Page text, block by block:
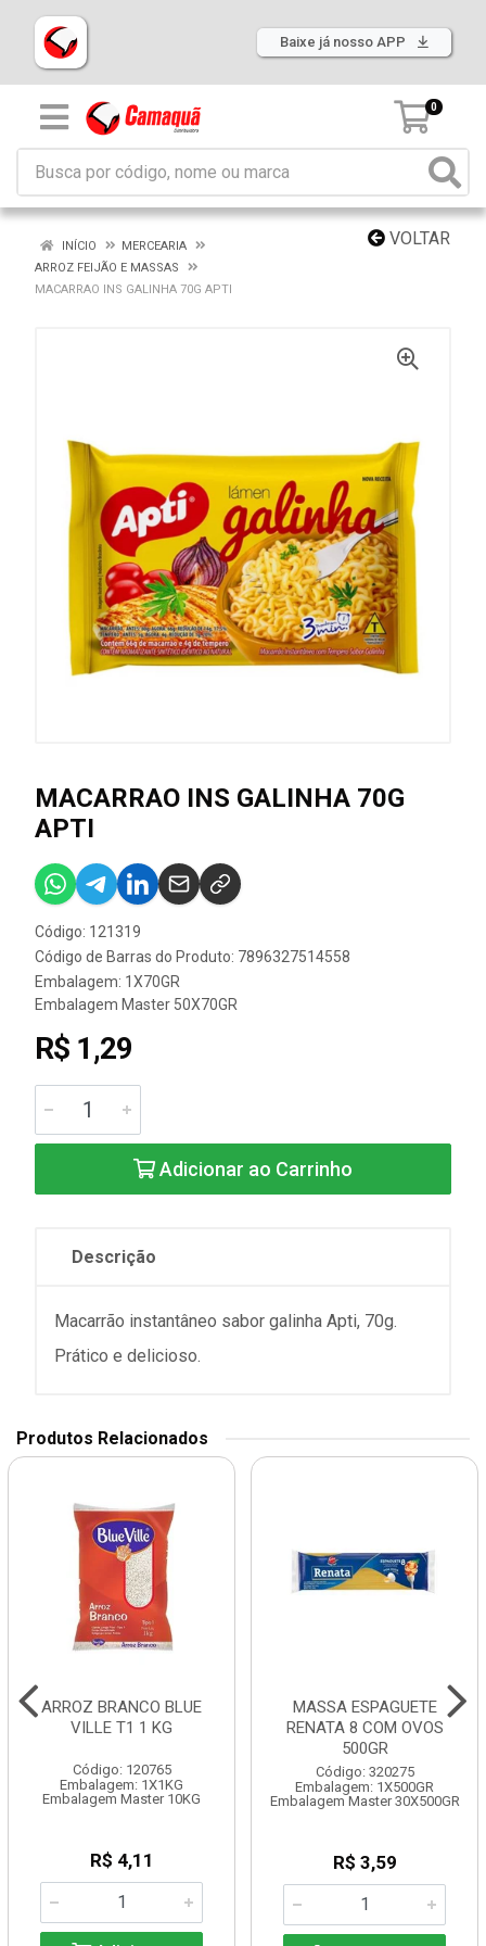
Baixe já nosso APP
0
VOLTAR
INÍCIO
MERCEARIA
ARROZ FEIJÃO E MASSAS
MACARRAO INS GALINHA 70G APTI
MACARRAO INS GALINHA 70G
APTI
Código: 121319
Código de Barras do Produto: 7896327514558
Embalagem: 1X70GR
Embalagem Master 50X70GR
R$ 1,29
Adicionar ao Carrinho
Descrição
Macarrão instantâneo sabor galinha Apti, 70g.
Prático e delicioso.
Produtos Relacionados
ARROZ BRANCO BLUE
VILLE T1 1 KG
Código: 120765
Embalagem: 1X1KG
Embalagem Master 10KG
R$ 4,11
MASSA ESPAGUETE
RENATA 8 COM OVOS
500GR
Código: 320275
Embalagem: 1X500GR
Embalagem Master 30X500GR
R$ 3,59